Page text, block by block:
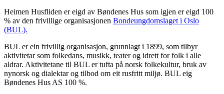
Heimen Husfliden er eigd av Bøndenes Hus som igjen er eigd 100
% av den frivillige organisasjonen Bondeungdomslaget i Oslo
(BUL).
BUL er ein frivillig organisasjon, grunnlagt i 1899, som tilbyr
aktivitetar som folkedans, musikk, teater og idrett for folk i alle
aldrar. Aktivitetane til BUL er tufta på norsk folkekultur, bruk av
nynorsk og dialektar og tilbod om eit rusfritt miljø. BUL eig
Bøndenes Hus AS 100 %.